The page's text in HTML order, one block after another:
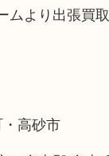
より出張買
高砂市